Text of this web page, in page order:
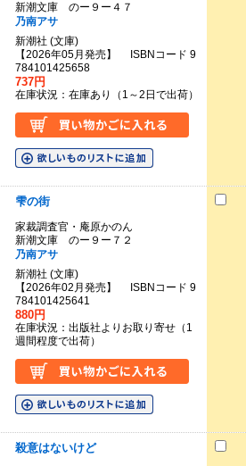
新潮文庫 のー９ー４７
乃南アサ
新潮社 (文庫)
【2026年05月発売】 ISBNコード 9
784101425658
737円
在庫状況：在庫あり（1～2日で出荷）
雫の街
家裁調査官・庵原かのん
新潮文庫 のー９ー７２
乃南アサ
新潮社 (文庫)
【2026年02月発売】 ISBNコード 9
784101425641
880円
在庫状況：出版社よりお取り寄せ（1
週間程度で出荷）
殺意はないけど